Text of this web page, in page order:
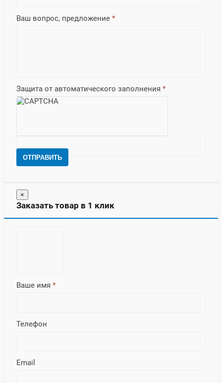
Ваш вопрос, предложение *
Защита от автоматического заполнения *
ОТПРАВИТЬ
×
Заказать товар в 1 клик
Ваше имя *
Телефон
Email